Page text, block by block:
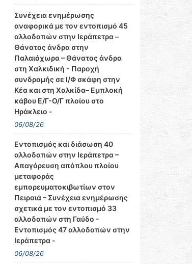
Συνέχεια ενημέρωσης
αναφορικά με τον εντοπισμό 45
αλλοδαπών στην Ιεράπετρα –
Θάνατος άνδρα στην
Παλαιόχωρα – Θάνατος άνδρα
στη Χαλκιδική - Παροχή
συνδρομής σε Ι/Φ σκάφη στην
Κέα και στη Χαλκίδα– Εμπλοκή
κάβου Ε/Γ-Ο/Γ πλοίου στο
Ηράκλειο -
06/08/26
Εντοπισμός και διάσωση 40
αλλοδαπών στην Ιεράπετρα –
Απαγόρευση απόπλου πλοίου
μεταφοράς
εμπορευματοκιβωτίων στον
Πειραιά – Συνέχεια ενημέρωσης
σχετικά με τον εντοπισμό 33
αλλοδαπών στη Γαύδο -
Εντοπισμός 47 αλλοδαπών στην
Ιεράπετρα -
06/08/26